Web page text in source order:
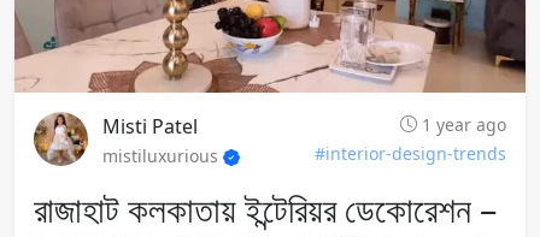
Misti Patel
1 year ago
mistiluxurious
#interior-design-trends
রাজাহাট কলকাতায় ইন্টেরিয়র ডেকোরেশন –